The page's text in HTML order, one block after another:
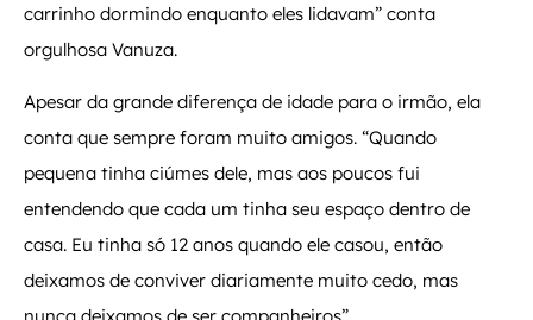
carrinho dormindo enquanto eles lidavam” conta
orgulhosa Vanuza.
Apesar da grande diferença de idade para o irmão, ela
conta que sempre foram muito amigos. “Quando
pequena tinha ciúmes dele, mas aos poucos fui
entendendo que cada um tinha seu espaço dentro de
casa. Eu tinha só 12 anos quando ele casou, então
deixamos de conviver diariamente muito cedo, mas